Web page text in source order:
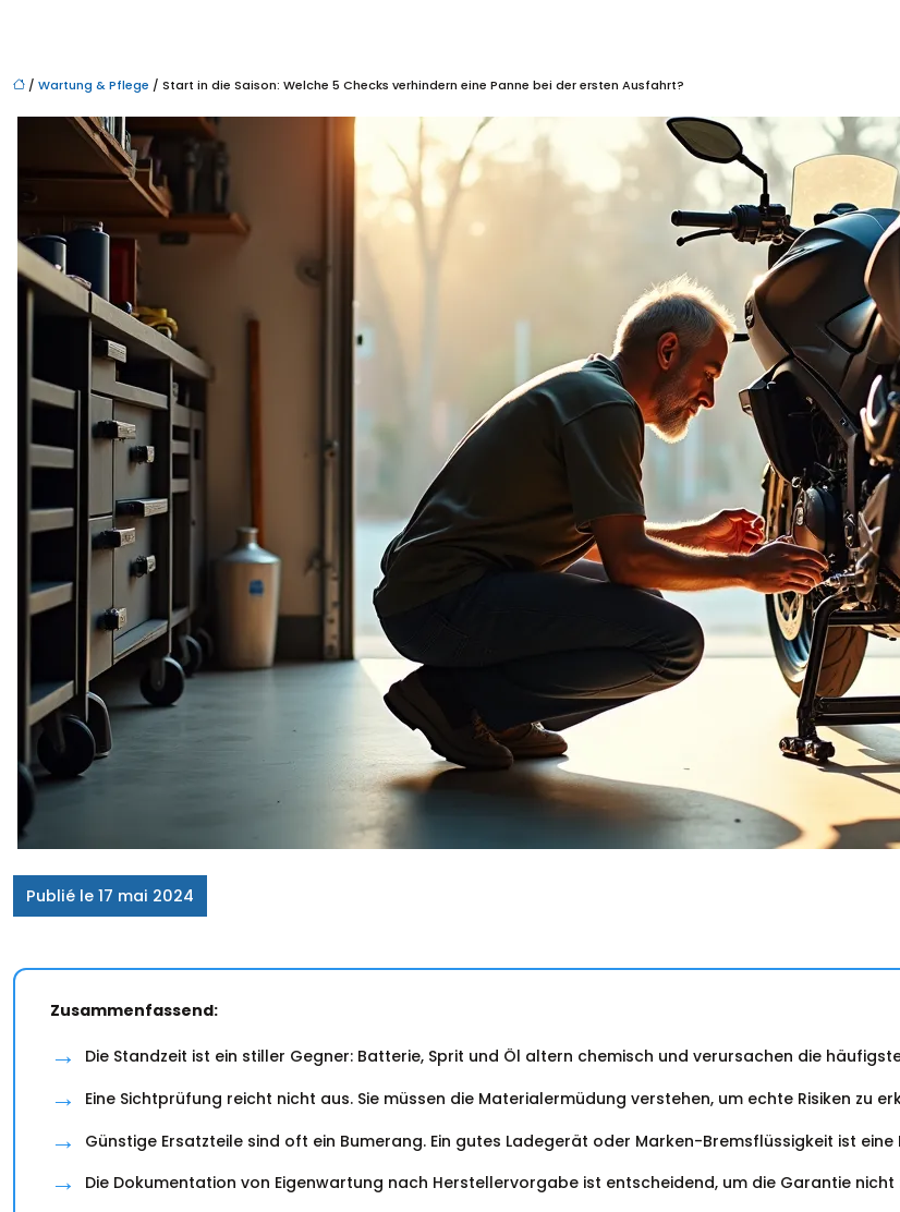
/ Wartung & Pflege / Start in die Saison: Welche 5 Checks verhindern eine Panne bei der ersten Ausfahrt?
Publié le 17 mai 2024
Zusammenfassend:
Die Standzeit ist ein stiller Gegner: Batterie, Sprit und Öl altern chemisch und verursachen die
Eine Sichtprüfung reicht nicht aus. Sie müssen die Materialermüdung verstehen, um echte Risiken zu
Günstige Ersatzteile sind oft ein Bumerang. Ein gutes Ladegerät oder Marken-Bremsflüssigkeit ist eine
Die Dokumentation von Eigenwartung nach Herstellervorgabe ist entscheidend, um die Garantie